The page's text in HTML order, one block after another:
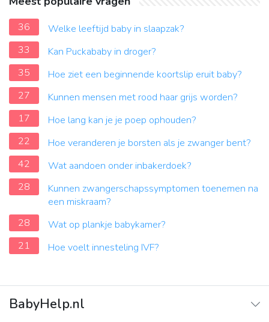
36
Welke leeftijd baby in slaapzak?
33
Kan Puckababy in droger?
35
Hoe ziet een beginnende koortslip eruit baby?
27
Kunnen mensen met rood haar grijs worden?
17
Hoe lang kan je je poep ophouden?
22
Hoe veranderen je borsten als je zwanger bent?
42
Wat aandoen onder inbakerdoek?
28
Kunnen zwangerschapssymptomen toenemen na
een miskraam?
28
Wat op plankje babykamer?
21
Hoe voelt innesteling IVF?
BabyHelp.nl